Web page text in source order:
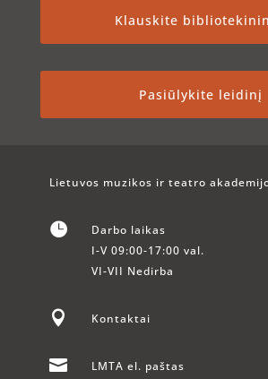
Klauskite
Pasiūlykite leidinį
Lietuvos muzikos ir teatro

Darbo laikas
I-V 09:00-17:00 val.
VI-VII Nedirba
 Kontaktai
 LMTA el. paštas